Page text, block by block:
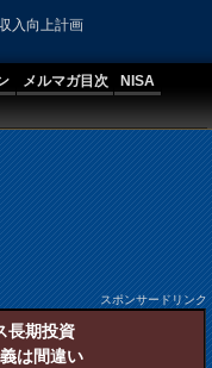
入向上計画
メルマガ目次
NISA
スポンサードリンク
長期投資
は間違い